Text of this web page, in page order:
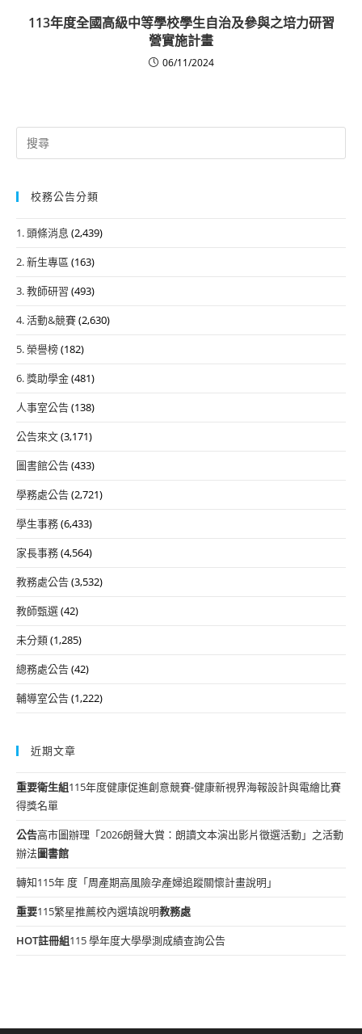
113年度全國高級中等學校學生自治及參與之培力研習
營實施計畫
06/11/2024
Search
for:
校務公告分類
1. 頭條消息 (2,439)
2. 新生專區 (163)
3. 教師研習 (493)
4. 活動&競賽(2,630)
5. 榮譽榜(182)
6. 獎助學金(481)
人事室公告(138)
公告來文(3,171)
圖書館公告(433)
學務處公告(2,721)
學生事務(6,433)
家長事務(4,564)
教務處公告(3,532)
教師甄選(42)
未分類(1,285)
總務處公告(42)
輔導室公告(1,222)
近期文章
重要衛生組115年度健康促進創意競賽-健康新視界海報設計與電繪比賽
得獎名單
公告高市圖辦理「2026朗聲大賞：朗讀文本演出影片徵選活動」之活動
辦法圖書館
轉知115年 度「周產期高風險孕產婦追蹤關懷計畫說明」
重要115繁星推薦校內選填說明教務處
HOT註冊組115 學年度大學學測成績查詢公告